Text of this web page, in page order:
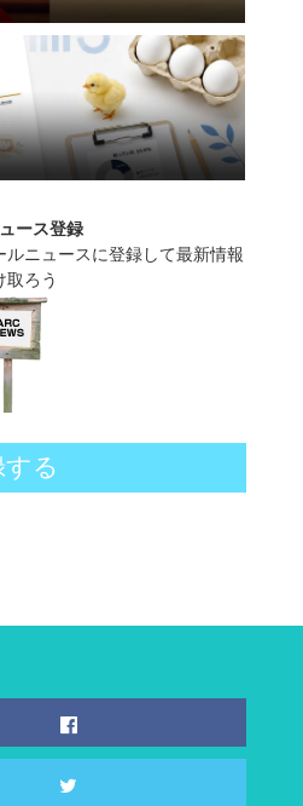
ース登録
ニュースに登録して最新情報
取ろう
する